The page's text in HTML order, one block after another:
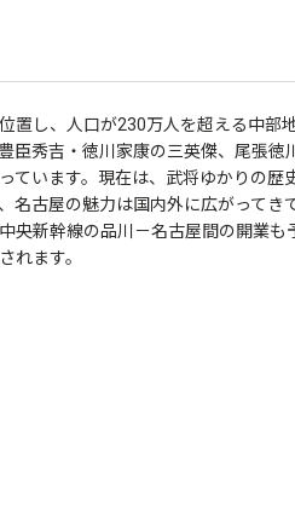
置し、人口が230万人を超える中部
臣秀吉・徳川家康の三英傑、尾張徳
ています。現在は、武将ゆかりの歴
名古屋の魅力は国内外に広がってき
央新幹線の品川－名古屋間の開業
れます。